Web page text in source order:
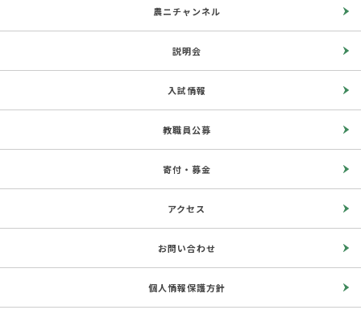
農ニチャンネル
説明会
入試情報
教職員公募
寄付・募金
アクセス
お問い合わせ
個人情報保護方針